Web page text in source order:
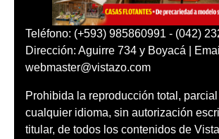
Teléfono: (+593) 985860991 - (042)
Dirección: Aguirre 734 y Boyacá |
webmaster@vistazo.com
Prohibida la reproducción total,
cualquier idioma, sin autorización
titular, de todos los contenidos de